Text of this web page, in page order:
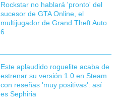
Rockstar no hablará 'pronto' del
sucesor de GTA Online, el
multijugador de Grand Theft Auto
6
Este aplaudido roguelite acaba de
estrenar su versión 1.0 en Steam
con reseñas 'muy positivas': así
es Sephiria